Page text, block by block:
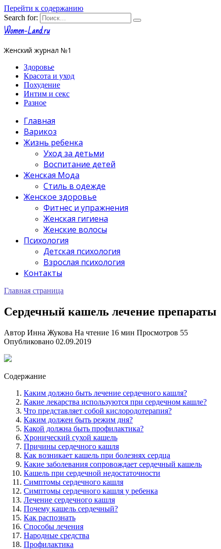
Перейти к содержанию
Search for:
Women-Land.ru
Женский журнал №1
Здоровье
Красота и уход
Похудение
Интим и секс
Разное
Главная
Варикоз
Жизнь ребенка
Уход за детьми
Воспитание детей
Женская Мода
Стиль в одежде
Женское здоровье
Фитнес и упражнения
Женская гигиена
Женские волосы
Психология
Детская психология
Взрослая психология
Контакты
Главная страница
Сердечный кашель лечение препараты
Автор Инна Жукова На чтение 16 мин Просмотров 55
Опубликовано 02.09.2019
Содержание
Каким должно быть лечение сердечного кашля?
Какие лекарства используются при сердечном кашле?
Что представляет собой кислородотерапия?
Каким должен быть режим дня?
Какой должна быть профилактика?
Хронический сухой кашель
Причины сердечного кашля
Как возникает кашель при болезнях сердца
Какие заболевания сопровождает сердечный кашель
Кашель при сердечной недостаточности
Симптомы сердечного кашля
Симптомы сердечного кашля у ребенка
Лечение сердечного кашля
Почему кашель сердечный?
Как распознать
Способы лечения
Народные средства
Профилактика